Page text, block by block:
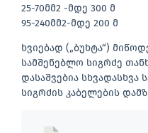
25-70მმ2 -მდე 300 მ
95-240მმ2-მდე 200 მ
ხვიებად („ბუხტა“)
სამშენებლო სიგრძე
დასაშვებია სხვადასხვა
სიგრძის კაბელების